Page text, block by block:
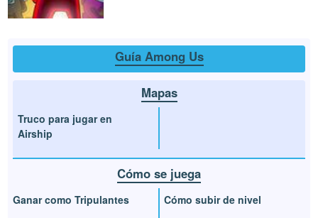
Guía Among Us
Mapas
Truco para jugar en
Airship
Cómo se juega
Ganar como Tripulantes
Cómo subir de nivel